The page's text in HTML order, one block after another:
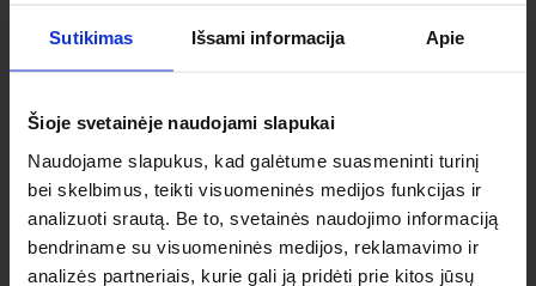
Sutikimas Išsami informacija Apie
Šioje svetainėje naudojami slapukai
Naudojame slapukus, kad galėtume suasmeninti turinį
bei skelbimus, teikti visuomeninės medijos funkcijas ir
analizuoti srautą. Be to, svetainės naudojimo informaciją
bendriname su visuomeninės medijos, reklamavimo ir
analizės partneriais, kurie gali ją pridėti prie kitos jūsų
Ieškai
individualaus
sprendimo?
Susisiek su mumis dėl
nestandartinio produkto aptarimo.